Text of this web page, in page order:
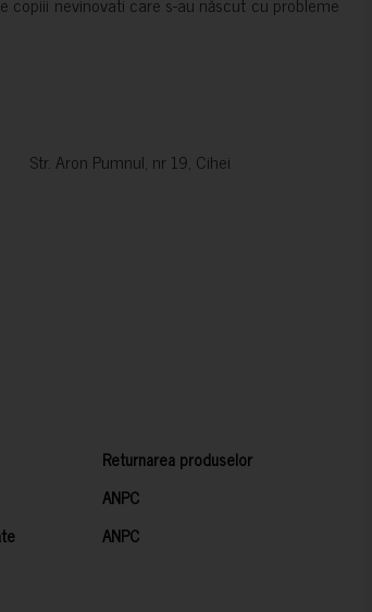
Aron Pumnul, nr 19, Cihei
Returnarea produselor
ANPC
ANPC